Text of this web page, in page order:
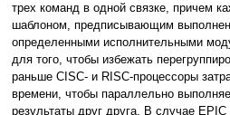
трех команд в одной связке, причем
шаблоном, предписывающим
определенными исполнительными
для того, чтобы избежать
раньше CISC- и RISC-процессоры
времени, чтобы параллельно
результаты друг друга. В случае